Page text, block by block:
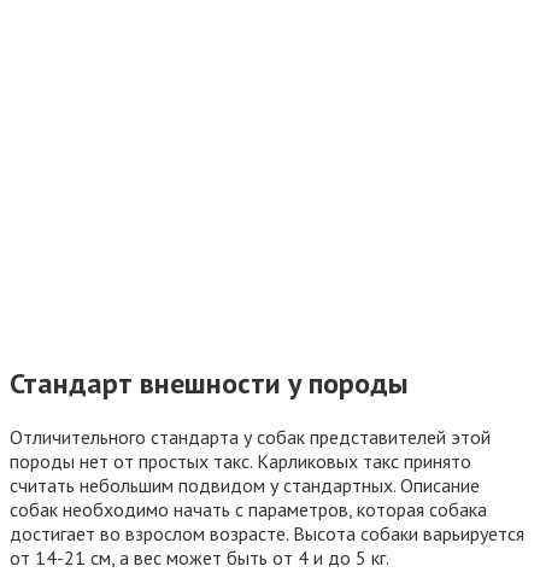
Стандарт внешности у породы
Отличительного стандарта у собак представителей этой
породы нет от простых такс. Карликовых такс принято
считать небольшим подвидом у стандартных. Описание
собак необходимо начать с параметров, которая собака
достигает во взрослом возрасте. Высота собаки варьируется
от 14-21 см, а вес может быть от 4 и до 5 кг.